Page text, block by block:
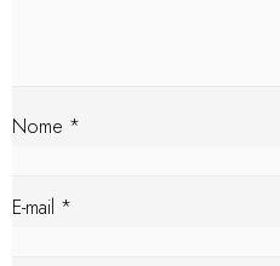
Nome *
E-mail *